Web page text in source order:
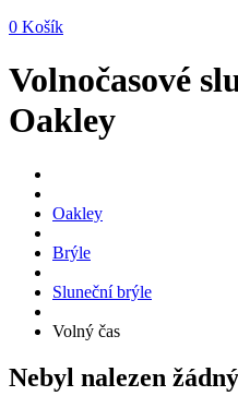
0 Košík
Volnočasové
Oakley
Oakley
Brýle
Sluneční brýle
Volný čas
Nebyl nalezen